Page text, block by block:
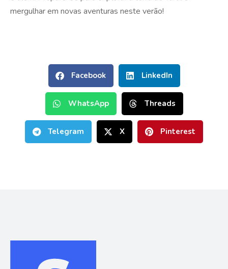
mergulhar em novas aventuras neste verão!
Facebook LinkedIn
WhatsApp Threads
Telegram X Pinterest